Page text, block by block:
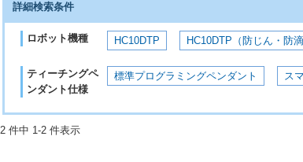
詳細検索条件
ロボット機種 HC10DTP HC10DTP（防じん・防滴
ティーチングペ
ンダント仕様
標準プログラミングペンダント ス
2 件中 1-2 件表示